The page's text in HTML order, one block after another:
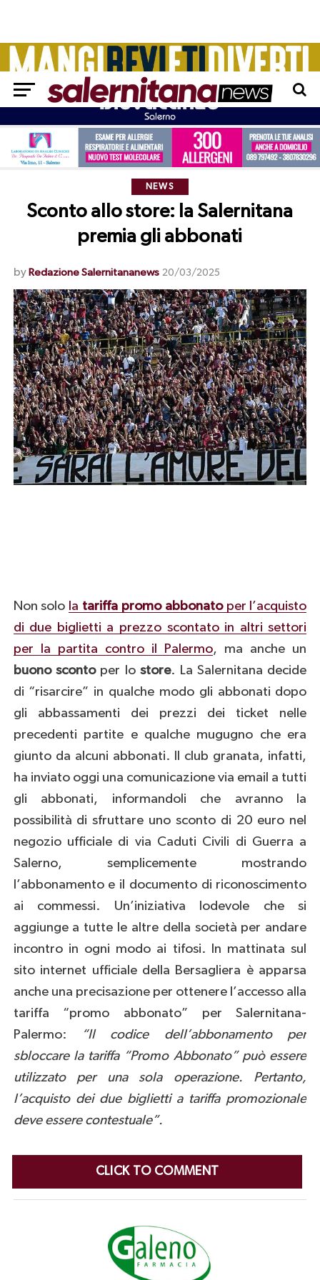
NEWS
Sconto allo store: la Salernitana
premia gli abbonati
by Redazione Salernitananews 20/03/2025
Non solo la tariffa promo abbonatoper l’acquisto
di due biglietti a prezzo scontato in altri settori
per la partita contro il Palermo, ma anche un
buono scontoper lostore. La Salernitana decide
di “risarcire” in qualche modo gli abbonati dopo
gli abbassamenti dei prezzi dei ticket nelle
precedenti partite e qualche mugugno che era
giunto da alcuni abbonati. Il club granata, infatti,
ha inviato oggi una comunicazione via email a tutti
gli abbonati, informandoli che avranno la
possibilità di sfruttare uno sconto di 20 euro nel
negozio ufficiale di via Caduti Civili di Guerra a
Salerno, semplicemente mostrando
l’abbonamento e il documento di riconoscimento
ai commessi. Un’iniziativa lodevole che si
aggiunge a tutte le altre della società per andare
incontro in ogni modo ai tifosi. In mattinata sul
sito internet ufficiale della Bersagliera è apparsa
anche una precisazione per ottenere l’accesso alla
tariffa “promo abbonato” per Salernitana-
Palermo:
“Il codice dell’abbonamento per
sbloccare la tariffa “Promo Abbonato” può essere
utilizzato per una sola operazione. Pertanto,
l’acquisto dei due biglietti a tariffa promozionale
deve essere contestuale”.
CLICK TO COMMENT